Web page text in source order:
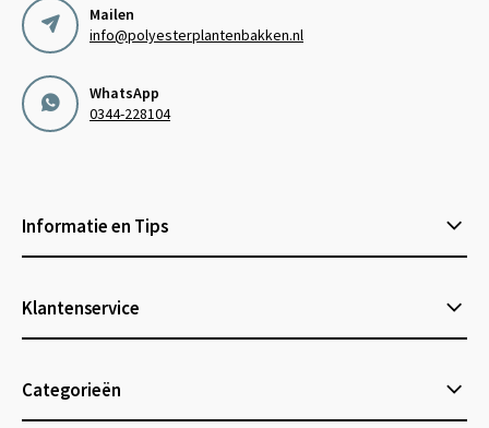
Mailen
info@polyesterplantenbakken.nl
WhatsApp
0344-228104
Informatie en Tips
Klantenservice
Categorieën